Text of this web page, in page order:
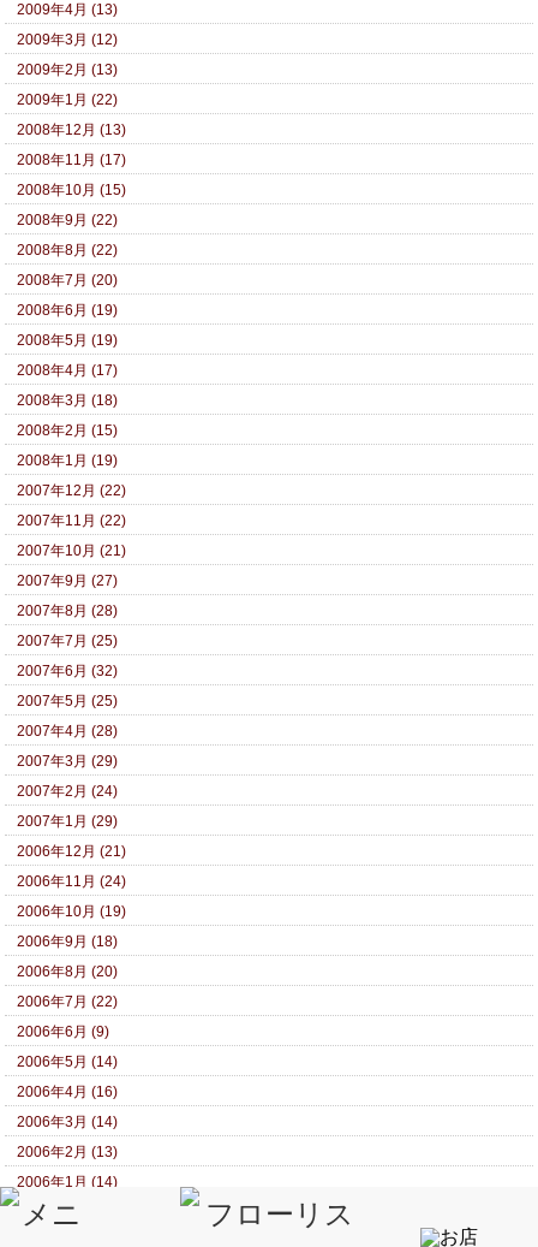
2009年4月 (13)
2009年3月 (12)
2009年2月 (13)
2009年1月 (22)
2008年12月 (13)
2008年11月 (17)
2008年10月 (15)
2008年9月 (22)
2008年8月 (22)
2008年7月 (20)
2008年6月 (19)
2008年5月 (19)
2008年4月 (17)
2008年3月 (18)
2008年2月 (15)
2008年1月 (19)
2007年12月 (22)
2007年11月 (22)
2007年10月 (21)
2007年9月 (27)
2007年8月 (28)
2007年7月 (25)
2007年6月 (32)
2007年5月 (25)
2007年4月 (28)
2007年3月 (29)
2007年2月 (24)
2007年1月 (29)
2006年12月 (21)
2006年11月 (24)
2006年10月 (19)
2006年9月 (18)
2006年8月 (20)
2006年7月 (22)
2006年6月 (9)
2006年5月 (14)
2006年4月 (16)
2006年3月 (14)
2006年2月 (13)
2006年1月 (14)
2005年12月 (7)